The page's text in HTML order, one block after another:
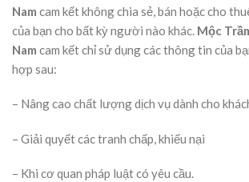
Nam cam kết không chia sẻ, bán hoặc cho
của bạn cho bất kỳ người nào khác. Mộc
Nam cam kết chỉ sử dụng các thông tin của
hợp sau:
– Nâng cao chất lượng dịch vụ dành cho
– Giải quyết các tranh chấp, khiếu nại
– Khi cơ quan pháp luật có yêu cầu.